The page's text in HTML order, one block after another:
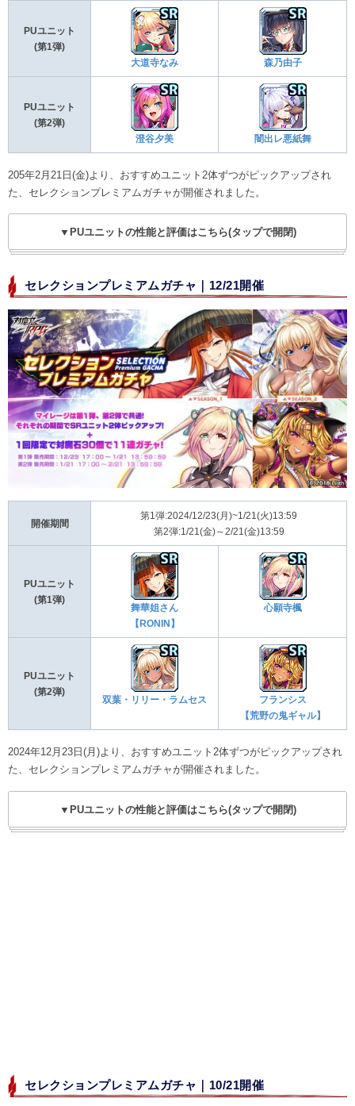
PUユニット
(第1弾)
大道寺なみ
森乃由子
PUユニット
(第2弾)
澄谷夕美
闇出レ悪紙舞
205年2月21日(金)より、おすすめユニット2体ずつがピックアップされ
た、セレクションプレミアムガチャが開催されました。
▼PUユニットの性能と評価はこちら(タップで開閉)
セレクションプレミアムガチャ｜12/21開催
開催期間
第1弾:2024/12/23(月)~1/21(火)13:59
第2弾:1/21(金)～2/21(金)13:59
PUユニット
(第1弾)
舞華姐さん
【RONIN】
心願寺楓
PUユニット
(第2弾)
双葉・リリー・ラムセス
フランシス
【荒野の鬼ギャル】
2024年12月23日(月)より、おすすめユニット2体ずつがピックアップされ
た、セレクションプレミアムガチャが開催されました。
▼PUユニットの性能と評価はこちら(タップで開閉)
セレクションプレミアムガチャ｜10/21開催